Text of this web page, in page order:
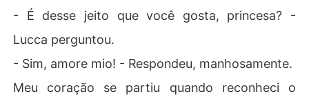
- É desse jeito que você gosta, princesa? -
Lucca perguntou.
- Sim, amore mio! - Respondeu, manhosamente.
Meu coração se partiu quando reconheci o